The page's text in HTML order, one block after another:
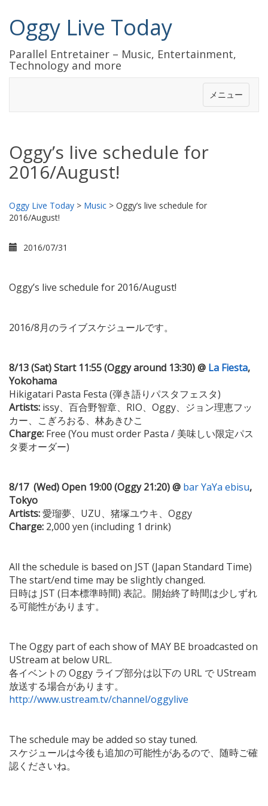
Oggy Live Today
Parallel Entretainer – Music, Entertainment,
Technology and more
メニュー
Oggy’s live schedule for
2016/August!
Oggy Live Today > Music > Oggy’s live schedule for
2016/August!
2016/07/31
Oggy’s live schedule for 2016/August!
2016/8月のライブスケジュールです。
8/13 (Sat) Start 11:55 (Oggy around 13:30) @ La Fiesta,
Yokohama
Hikigatari Pasta Festa (弾き語りパスタフェスタ)
Artists: issy、百合野智章、RIO、Oggy、ジョン理恵フッ
カー、こぎろおる、林あきひこ
Charge: Free (You must order Pasta / 美味しい限定パス
タ要オーダー)
8/17 (Wed)Open 19:00 (Oggy 21:20) @ bar YaYa ebisu,
Tokyo
Artists:愛瑠夢、UZU、猪塚ユウキ、Oggy
Charge: 2,000 yen (including 1 drink)
All the schedule is based on JST (Japan Standard Time)
The start/end time may be slightly changed.
日時は JST (日本標準時間) 表記。開始終了時間は少しずれ
る可能性があります。
The Oggy part of each show of MAY BE broadcasted on
UStream at below URL.
各イベントの Oggy ライブ部分は以下の URL で UStream
放送する場合があります。
http://www.ustream.tv/channel/oggylive
The schedule may be added so stay tuned.
スケジュールは今後も追加の可能性があるので、随時ご確
認くださいね。